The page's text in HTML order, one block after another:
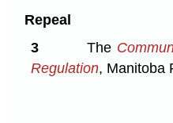
Repeal
3
The
Regulation, Manitoba